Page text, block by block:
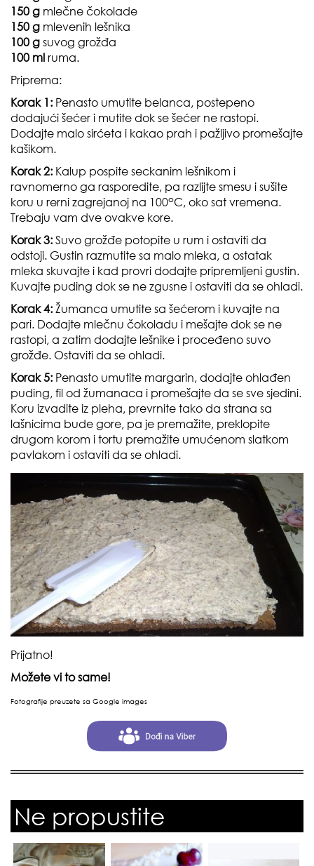
150 g mlečne čokolade
150 g mlevenih lešnika
100 g suvog grožđa
100 ml ruma.
Priprema:
Korak 1: Penasto umutite belanca, postepeno
dodajući šećer i mutite dok se šećer ne rastopi.
Dodajte malo sirćeta i kakao prah i pažljivo promešajte
kašikom.
Korak 2: Kalup pospite seckanim lešnikom i
ravnomerno ga rasporedite, pa razlijte smesu i sušite
koru u rerni zagrejanoj na 100oC, oko sat vremena.
Trebaju vam dve ovakve kore.
Korak 3: Suvo grožđe potopite u rum i ostaviti da
odstoji. Gustin razmutite sa malo mleka, a ostatak
mleka skuvajte i kad provri dodajte pripremljeni gustin.
Kuvajte puding dok se ne zgusne i ostaviti da se ohladi.
Korak 4: Žumanca umutite sa šećerom i kuvajte na
pari. Dodajte mlečnu čokoladu i mešajte dok se ne
rastopi, a zatim dodajte lešnike i proceđeno suvo
grožđe. Ostaviti da se ohladi.
Korak 5: Penasto umutite margarin, dodajte ohlađen
puding, fil od žumanaca i promešajte da se sve sjedini.
Koru izvadite iz pleha, prevrnite tako da strana sa
lašnicima bude gore, pa je premažite, preklopite
drugom korom i tortu premažite umućenom slatkom
pavlakom i ostaviti da se ohladi.
Prijatno!
Možete vi to same!
Fotografije preuzete sa Google images
Ne propustite